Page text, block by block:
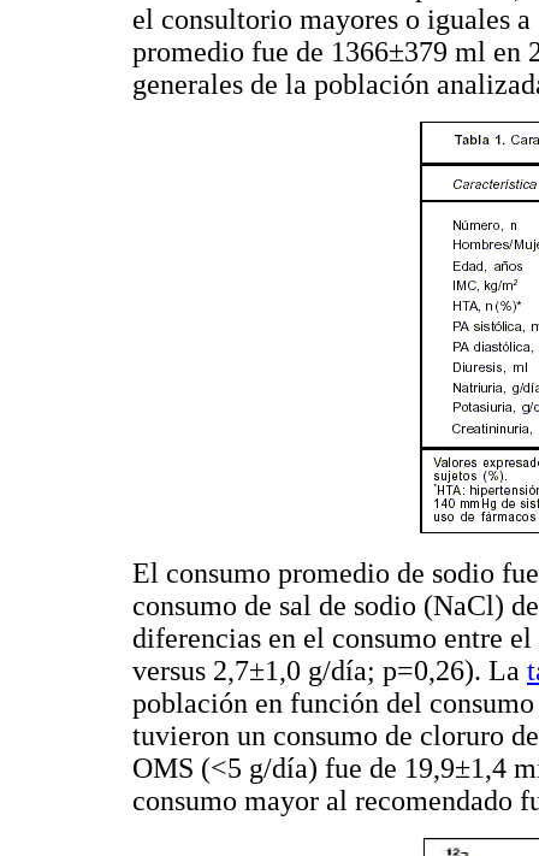
el consultorio mayores o iguales
promedio fue de 1366±379 ml en
generales de la población
El consumo promedio de sodio
consumo de sal de sodio (NaCl)
diferencias en el consumo entre
versus 2,7±1,0 g/día; p=0,26). La
población en función del
tuvieron un consumo de cloruro
OMS (<5 g/día) fue de 19,9±1,4
consumo mayor al recomendado